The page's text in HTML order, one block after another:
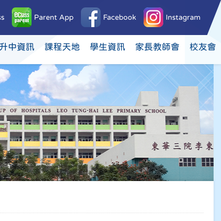
Parent App Facebook Instagram
中資訊 課程天地 學生資訊 家長教師會 校友會